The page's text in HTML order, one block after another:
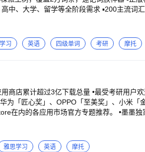
中、大学、留学等全阶段需求 ▪200主流词汇
考过的词组，核心考点重点记 ▪17万条历年
▪词根词缀，帮你理解单词的内部结构，理
词App
习 英语 四级单词 考研 摩托
市场官方专题推荐。 •墨墨独家发布了具有
雅思学习 英语 摩托